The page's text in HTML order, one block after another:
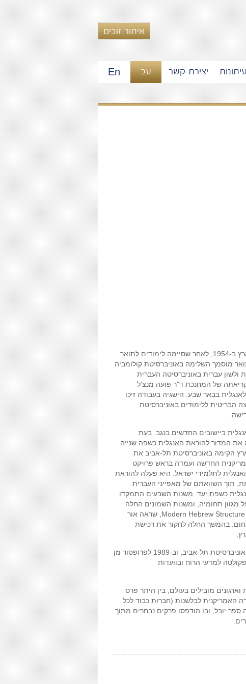
איתור זוכים
יצירת קשר En עב
נולדה בקייפטאון שבדרום אפריקה ועלתה לארץ ב-1954, לאחר שסיימה לימודים לתואר
מוסמך השלימה באוניברסיטת קולומביה
ולשון עברית באוניברסיטה העברית
של המחנכת ד"ר פועה מנצ'ל
בבאר שבע. הישגיה בעבודה זיכו
הבריטית ללימודים באוניברסיטת
ביישובים החדשים בנגב. בעת
את המדור להוראת האנגלית כשפה שנייה
הקימה באוניברסיטת תל-אביב את
החדשה ועמדה בראש פרויקט
לתלמידי ישראל. היא פעלה להוראת
תוך השוואתם של מאפייני העברית
כשפת יעד. משנות השבעים התמקדו
תחומיה, ומשנות השמונים החלה
לחקור את רכישת העברית כשפת אֵם. ספרה Modern Hebrew Structure, שראה אור
בתחום. בהמשך החלה לחקור את רכישת
ב-1983 התמנתה לפרופסור חבר בבלשנות באוניברסיטת תל-אביב, וב-1989 לפרופסור מן
למדעי הרוח ובוועדות
מובילים בעולם, בין היתר פרס
האמריקנית לבלשנות (חברוּת כבוד לכל
ספר יובל, ובו הודפסו פרקים נבחרים מתוך